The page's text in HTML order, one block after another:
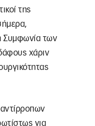
της
Συμφωνία των
χάριν
για